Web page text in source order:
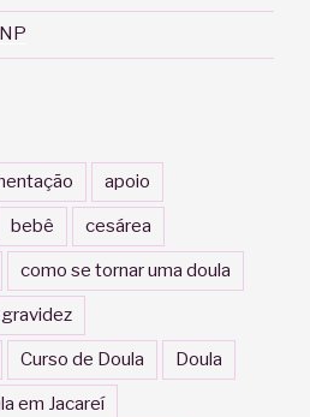
apoio
bebê cesárea
como se tornar uma doula
Curso de Doula Doula
em Jacareí